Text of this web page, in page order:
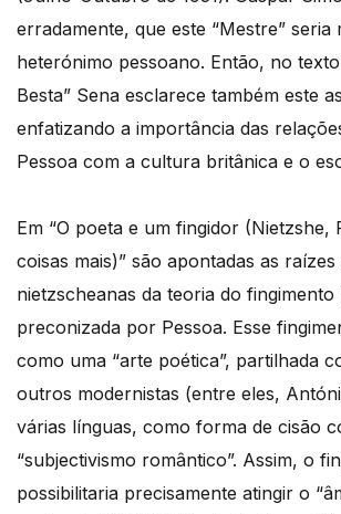
erradamente, que este “Mestre” seria
heterónimo pessoano. Então, no
Besta” Sena esclarece também este
enfatizando a importância das
Pessoa com a cultura britânica e o
Em “O poeta e um fingidor (Nietzshe,
coisas mais)” são apontadas as raízes
nietzscheanas da teoria do fingimento
preconizada por Pessoa. Esse
como uma “arte poética”, partilhada
outros modernistas (entre eles,
várias línguas, como forma de cisão
“subjectivismo romântico”. Assim, o
possibilitaria precisamente atingir o